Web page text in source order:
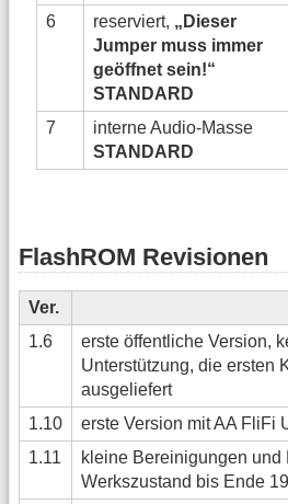
6 reserviert, „Dieser
Jumper muss immer
geöffnet sein!“
STANDARD
7
interne Audio-Masse
STANDARD
FlashROM Revisionen
Ver.
1.6
erste öffentliche Version,
Unterstützung, die ersten
ausgeliefert
1.10
erste Version mit AA FliFi
1.11
kleine Bereinigungen und
Werkszustand bis Ende